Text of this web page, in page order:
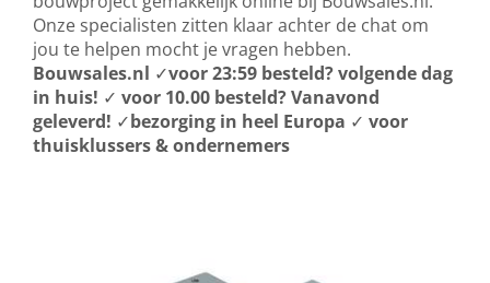
Onze specialisten zitten klaar achter de chat om
jou te helpen mocht je vragen hebben.
Bouwsales.nl ✓voor 23:59 besteld? volgende dag
in huis! ✓ voor 10.00 besteld? Vanavond
geleverd! ✓bezorging in heel Europa ✓ voor
thuisklussers & ondernemers